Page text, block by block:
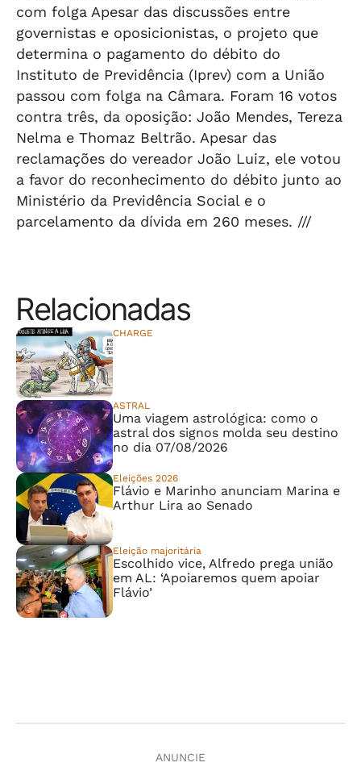
com folga Apesar das discussões entre
governistas e oposicionistas, o projeto que
determina o pagamento do débito do
Instituto de Previdência (Iprev) com a União
passou com folga na Câmara. Foram 16 votos
contra três, da oposição: João Mendes, Tereza
Nelma e Thomaz Beltrão. Apesar das
reclamações do vereador João Luiz, ele votou
a favor do reconhecimento do débito junto ao
Ministério da Previdência Social e o
parcelamento da dívida em 260 meses. ///
Relacionadas
CHARGE
ASTRAL
Uma viagem astrológica: como o
astral dos signos molda seu destino
no dia 07/08/2026
Eleições 2026
Flávio e Marinho anunciam Marina e
Arthur Lira ao Senado
Eleição majoritária
Escolhido vice, Alfredo prega união
em AL: ‘Apoiaremos quem apoiar
Flávio’
ANUNCIE